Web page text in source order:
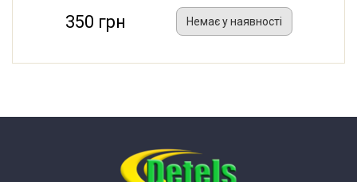
350 грн Немає у наявності